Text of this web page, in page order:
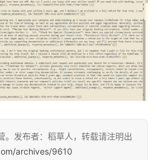
。发布者：稻草人，转载请注明出
archives/9610